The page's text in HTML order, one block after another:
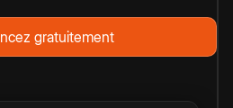
gratuitement